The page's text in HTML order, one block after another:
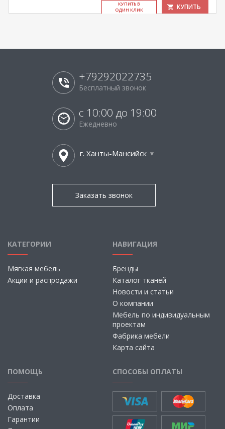
КУ­ПИТЬ В
ОДИН КЛИК
КУПИТЬ
+79292022735
Бесплатный звонок
с 10:00 до 19:00
Ежедневно
г. Ханты-Мансийск
Заказать звонок
КАТЕГОРИИ
Мягкая мебель
Акции и распродажи
НАВИГАЦИЯ
Бренды
Каталог тканей
Новости и статьи
О компании
Мебель по индивидуальным
проектам
Фабрика мебели
Карта сайта
ПОМОЩЬ
Доставка
Оплата
Гарантии
СПОСОБЫ ОПЛАТЫ